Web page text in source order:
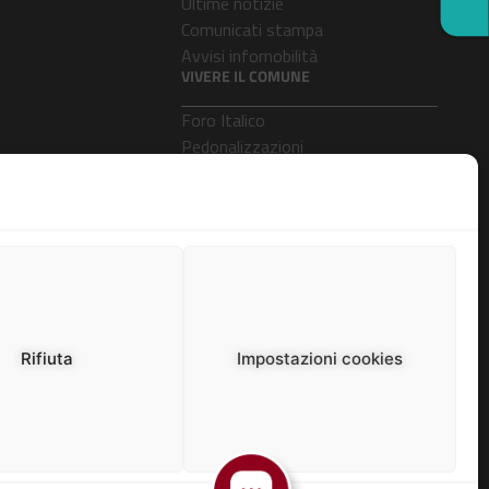
Rifiuta Impostazioni cookies
Comunicati stampa
Avvisi infomobilità
VIVERE IL COMUNE
Foro Italico
Pedonalizzazioni